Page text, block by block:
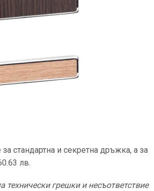
стандартна и секретна дръжка, а за
лв.
грешки и несъответствие